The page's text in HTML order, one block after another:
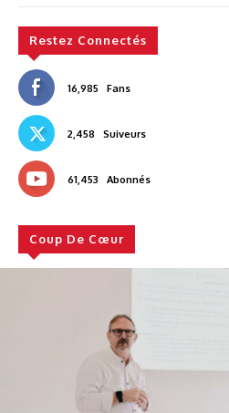
Restez Connectés
16,985 Fans
2,458 Suiveurs
61,453 Abonnés
Coup De Cœur